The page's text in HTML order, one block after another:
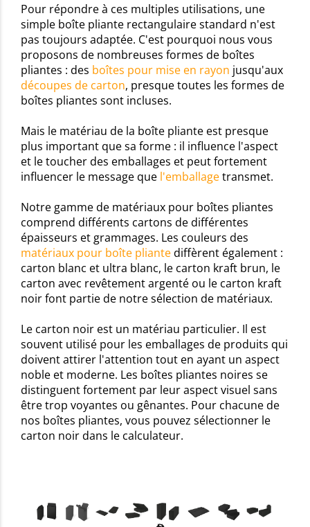
Pour répondre à ces multiples utilisations, une
simple boîte pliante rectangulaire standard n'est
pas toujours adaptée. C'est pourquoi nous vous
proposons de nombreuses formes de boîtes
pliantes : des boîtes pour mise en rayon jusqu'aux
découpes de carton, presque toutes les formes de
boîtes pliantes sont incluses.
Mais le matériau de la boîte pliante est presque
plus important que sa forme : il influence l'aspect
et le toucher des emballages et peut fortement
influencer le message que l'emballagetransmet.
Notre gamme de matériaux pour boîtes pliantes
comprend différents cartons de différentes
épaisseurs et grammages. Les couleurs des
matériaux pour boîte pliantediffèrent également :
carton blanc et ultra blanc, le carton kraft brun, le
carton avec revêtement argenté ou le carton kraft
noir font partie de notre sélection de matériaux.
Le carton noir est un matériau particulier. Il est
souvent utilisé pour les emballages de produits qui
doivent attirer l'attention tout en ayant un aspect
noble et moderne. Les boîtes pliantes noires se
distinguent fortement par leur aspect visuel sans
être trop voyantes ou gênantes. Pour chacune de
nos boîtes pliantes, vous pouvez sélectionner le
carton noir dans le calculateur.